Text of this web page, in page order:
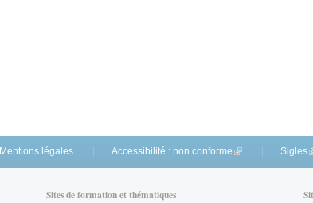
Mentions légales Accessibilité : non conforme (link is external)
Sigles
Sites de formation et thématiques